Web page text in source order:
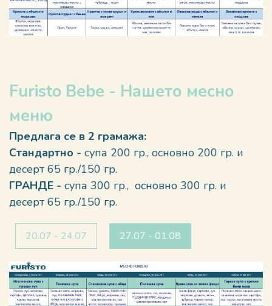
Furisto Bebe - Нашето месно
меню
Предлага се в 2 грамажа:
Стандартно - супа 200 гр., основно 200 гр. и
десерт 65 гр./150 гр.
ГРАНДЕ - супа 300 гр., основно 300 гр. и
десерт 65 гр./150 гр.
20.07 - 24.07 27.07 - 01.08